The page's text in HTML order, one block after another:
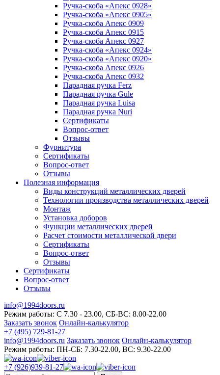
Ручка-скоба «Апекс 0928»
Ручка-скоба «Апекс 0905»
Ручка-скоба Апекс 0909
Ручка-скоба Апекс 0915
Ручка-скоба Апекс 0927
Ручка-скоба «Апекс 0924»
Ручка-скоба «Апекс 0920»
Ручка-скоба Апекс 0926
Ручка-скоба Апекс 0932
Парадная ручка Ferz
Парадная ручка Gule
Парадная ручка Luisa
Парадная ручка Nuri
Сертификаты
Вопрос-ответ
Отзывы
Фурнитура
Сертификаты
Вопрос-ответ
Отзывы
Полезная информация
Виды конструкций металлических дверей
Технологии производства металлических дверей
Монтаж
Установка доборов
Функции металлических дверей
Расчет стоимости металлической двери
Сертификаты
Вопрос-ответ
Отзывы
Сертификаты
Вопрос-ответ
Отзывы
info@1994doors.ru
Режим работы: С 7.30 - 23.00, СБ-ВС: 8.00-22.00
Заказать звонок Онлайн-калькулятор
+7 (495) 729-81-27
info@1994doors.ru Заказать звонок Онлайн-калькулятор
Режим работы: ПН-СБ: 7.30-22.00, ВС: 9.30-22.00
+7 (926)939-81-27